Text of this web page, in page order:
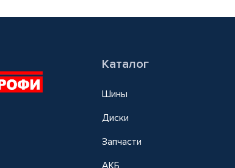
Каталог
Шины
Диски
Запчасти
АКБ